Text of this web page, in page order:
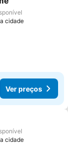
favoritos
cidade
Ver preços
favoritos
cidade